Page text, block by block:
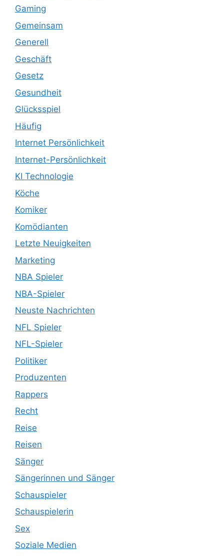
Gaming
Gemeinsam
Generell
Geschäft
Gesetz
Gesundheit
Glücksspiel
Häufig
Internet Persönlichkeit
Internet-Persönlichkeit
KI Technologie
Köche
Komiker
Komödianten
Letzte Neuigkeiten
Marketing
NBA Spieler
NBA-Spieler
Neuste Nachrichten
NFL Spieler
NFL-Spieler
Politiker
Produzenten
Rappers
Recht
Reise
Reisen
Sänger
Sängerinnen und Sänger
Schauspieler
Schauspielerin
Sex
Soziale Medien